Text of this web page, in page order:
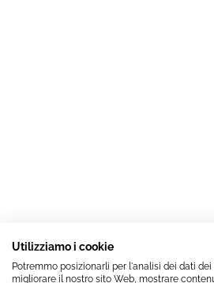
Utilizziamo i cookie
Potremmo posizionarli per l'analisi dei dati
migliorare il nostro sito Web, mostrare